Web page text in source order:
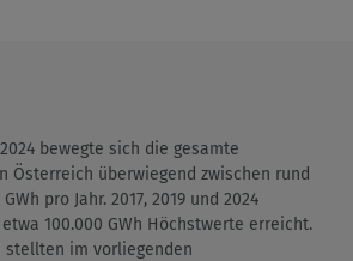
bewegte sich die gesamte
Österreich überwiegend zwischen rund
pro Jahr. 2017, 2019 und 2024
100.000 GWh Höchstwerte erreicht.
stellten im vorliegenden